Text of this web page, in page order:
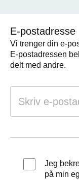
E-postadresse
Vi trenger din e-
E-postadressen
delt med andre.
Jeg
på min